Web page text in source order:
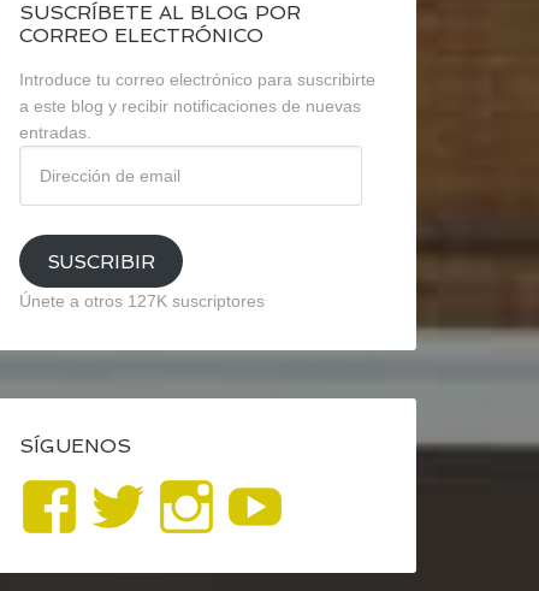
SUSCRÍBETE AL BLOG POR
CORREO ELECTRÓNICO
Introduce tu correo electrónico para suscribirte
a este blog y recibir notificaciones de nuevas
entradas.
email
SUSCRIBIR
Únete a otros 127K suscriptores
SÍGUENOS
Ver
perfil
Ver
perfil
Ver
perfil